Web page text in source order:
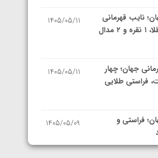
نایب قهرمانی
ایران با کسب ۳ مدال طلا، ۱ نقره و ۲ مدال
1405/05/11
جهان؛ چهار
فراستی طلایی
1405/05/11
فراستی و
1405/05/09